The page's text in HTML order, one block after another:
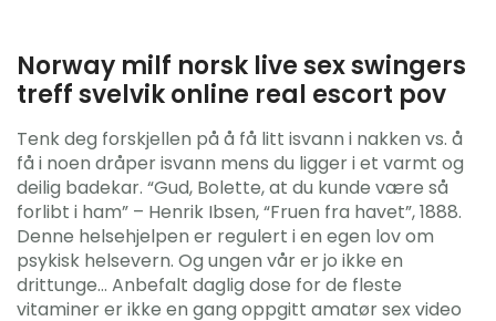
Norway milf norsk live sex swingers
treff svelvik online real escort pov
Tenk deg forskjellen på å få litt isvann i nakken vs. å
få i noen dråper isvann mens du ligger i et varmt og
deilig badekar. “Gud, Bolette, at du kunde være så
forlibt i ham” – Henrik Ibsen, “Fruen fra havet”, 1888.
Denne helsehjelpen er regulert i en egen lov om
psykisk helsevern. Og ungen vår er jo ikke en
drittunge… Anbefalt daglig dose for de fleste
vitaminer er ikke en gang oppgitt amatør sex video